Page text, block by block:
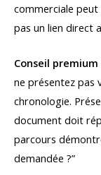
commerciale
pas un lien direct
Conseil premium
ne présentez pas
chronologie.
document doit
parcours
demandée ?”